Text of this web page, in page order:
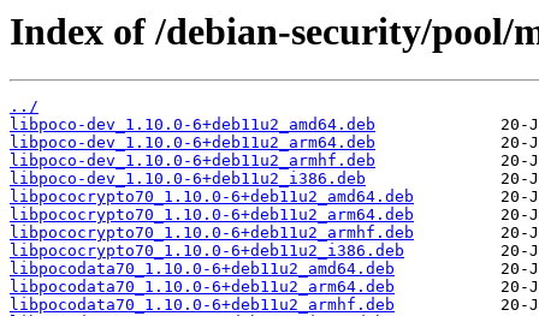
Index of /debian-security/pool/
../
libpoco-dev_1.10.0-6+deb11u2_amd64.deb
libpoco-dev_1.10.0-6+deb11u2_arm64.deb
libpoco-dev_1.10.0-6+deb11u2_armhf.deb
libpoco-dev_1.10.0-6+deb11u2_i386.deb
libpococrypto70_1.10.0-6+deb11u2_amd64.deb
libpococrypto70_1.10.0-6+deb11u2_arm64.deb
libpococrypto70_1.10.0-6+deb11u2_armhf.deb
libpococrypto70_1.10.0-6+deb11u2_i386.deb
libpocodata70_1.10.0-6+deb11u2_amd64.deb
libpocodata70_1.10.0-6+deb11u2_arm64.deb
libpocodata70_1.10.0-6+deb11u2_armhf.deb